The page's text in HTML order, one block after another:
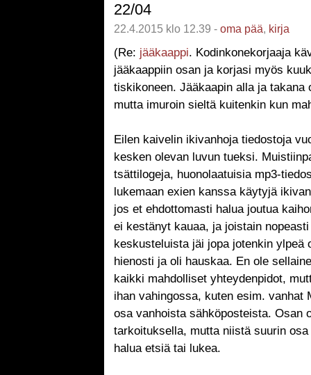
22/04
22.4.2015 klo 12.39 - oma pää, kirja
(Re: jääkaappi. Kodinkonekorjaaja
jääkaappiin osan ja korjasi myös
tiskikoneen. Jääkaapin alla ja takana
mutta imuroin sieltä kuitenkin kun
Eilen kaivelin ikivanhoja tiedostoja
kesken olevan luvun tueksi.
tsättilogeja, huonolaatuisia mp3-
lukemaan exien kanssa käytyjä
jos et ehdottomasti halua joutua
ei kestänyt kauaa, ja joistain
keskusteluista jäi jopa jotenkin ylpeä
hienosti ja oli hauskaa. En ole
kaikki mahdolliset yhteydenpidot,
ihan vahingossa, kuten esim. vanhat
osa vanhoista sähköposteista. Osan
tarkoituksella, mutta niistä suurin
halua etsiä tai lukea.